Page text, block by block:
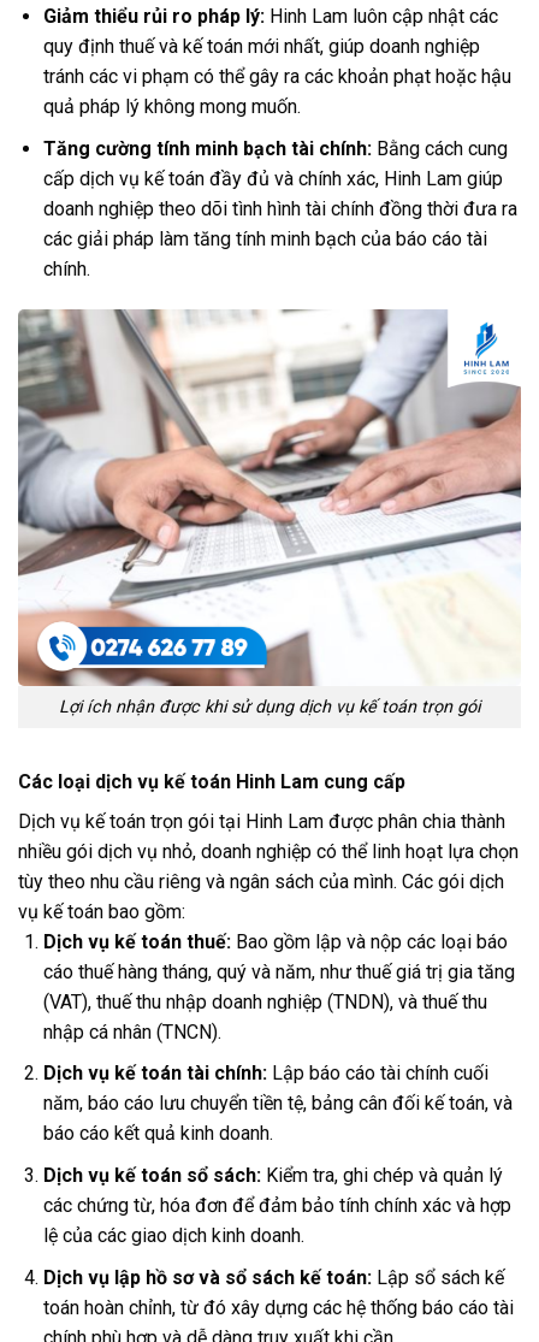
Giảm thiểu rủi ro pháp lý:Hinh Lam luôn cập nhật các
quy định thuế và kế toán mới nhất, giúp doanh nghiệp
tránh các vi phạm có thể gây ra các khoản phạt hoặc hậu
quả pháp lý không mong muốn.
Tăng cường tính minh bạch tài chính:Bằng cách cung
cấp dịch vụ kế toán đầy đủ và chính xác, Hinh Lam giúp
doanh nghiệp theo dõi tình hình tài chính đồng thời đưa ra
các giải pháp làm tăng tính minh bạch của báo cáo tài
chính.
Lợi ích nhận được khi sử dụng dịch vụ kế toán trọn gói
Các loại dịch vụ kế toán Hinh Lam cung cấp
Dịch vụ kế toán trọn gói tại Hinh Lam được phân chia thành
nhiều gói dịch vụ nhỏ, doanh nghiệp có thể linh hoạt lựa chọn
tùy theo nhu cầu riêng và ngân sách của mình. Các gói dịch
vụ kế toán bao gồm:
Dịch vụ kế toán thuế:Bao gồm lập và nộp các loại báo
cáo thuế hàng tháng, quý và năm, như thuế giá trị gia tăng
(VAT), thuế thu nhập doanh nghiệp (TNDN), và thuế thu
nhập cá nhân (TNCN).
Dịch vụ kế toán tài chính:Lập báo cáo tài chính cuối
năm, báo cáo lưu chuyển tiền tệ, bảng cân đối kế toán, và
báo cáo kết quả kinh doanh.
Dịch vụ kế toán sổ sách:Kiểm tra, ghi chép và quản lý
các chứng từ, hóa đơn để đảm bảo tính chính xác và hợp
lệ của các giao dịch kinh doanh.
Dịch vụ lập hồ sơ và sổ sách kế toán:Lập sổ sách kế
toán hoàn chỉnh, từ đó xây dựng các hệ thống báo cáo tài
chính phù hợp và dễ dàng truy xuất khi cần.